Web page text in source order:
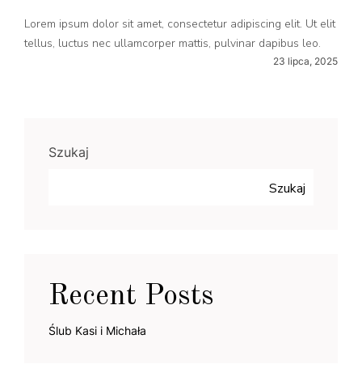
Lorem ipsum dolor sit amet, consectetur adipiscing elit. Ut elit
tellus, luctus nec ullamcorper mattis, pulvinar dapibus leo.
23 lipca, 2025
Szukaj
Szukaj
Recent Posts
Ślub Kasi i Michała